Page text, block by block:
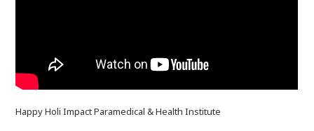
Happy Holi Impact Paramedical & Health Institute